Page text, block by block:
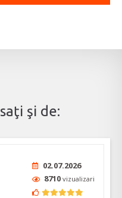
şi de:
02.07.2026
8710 vizualizari